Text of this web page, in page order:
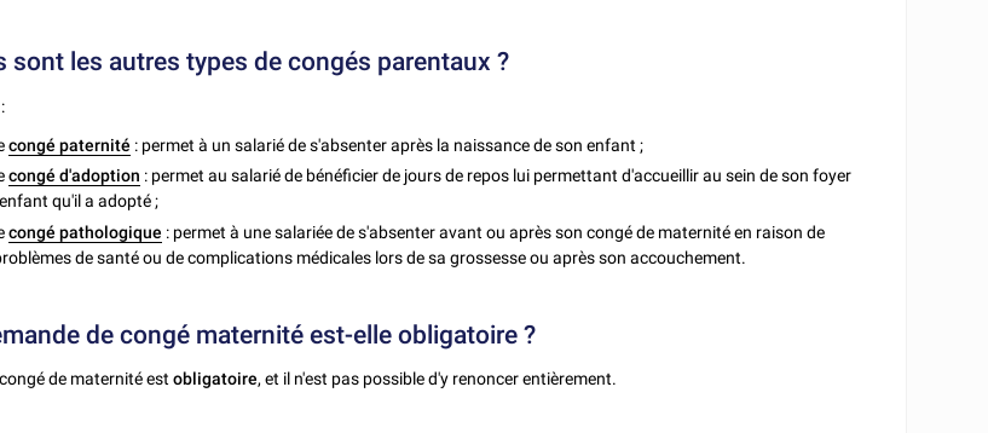
sont les autres types de congés parentaux ?
congé paternité : permet à un salarié de s'absenter après la naissance de son enfant ;
congé d'adoption : permet au salarié de bénéficier de jours de repos lui permettant d'accueillir au sein de son foyer
qu'il a adopté ;
congé pathologique : permet à une salariée de s'absenter avant ou après son congé de maternité en raison de
de santé ou de complications médicales lors de sa grossesse ou après son accouchement.
de congé maternité est-elle obligatoire ?
de maternité est obligatoire, et il n'est pas possible d'y renoncer entièrement.